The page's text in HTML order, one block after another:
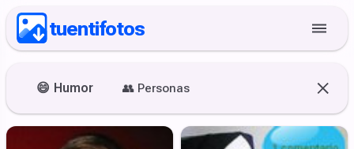
tuentifotos
😄 Humor 👥 Personas